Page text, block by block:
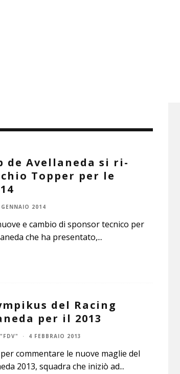
de Avellaneda si ri-
Topper per le
GENNAIO 2014
e cambio di sponsor tecnico per
che ha presentato,...
del Racing
per il 2013
· 4 FEBBRAIO 2013
commentare le nuove maglie del
2013, squadra che iniziò ad...